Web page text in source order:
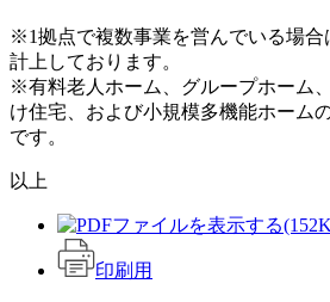
※1拠点で複数事業を営んでいる場合
計上しております。
※有料老人ホーム、グループホーム
け住宅、および小規模多機能ホーム
です。
以上
印刷用